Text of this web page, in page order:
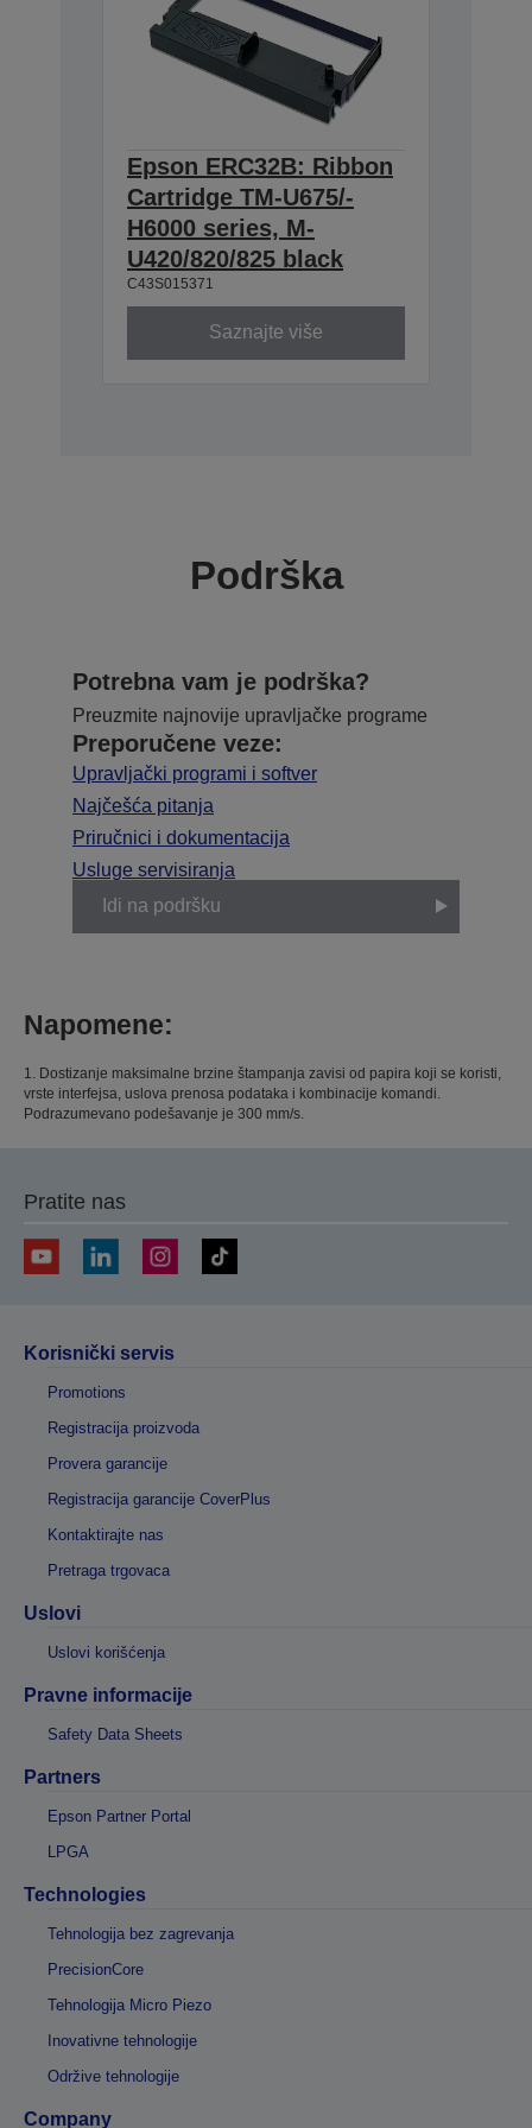
Epson ERC32B: Ribbon
Cartridge TM-U675/-
H6000 series, M-
U420/820/825 black
C43S015371
Saznajte više
Podrška
Potrebna vam je podrška?
Preuzmite najnovije upravljačke programe
Preporučene veze:
Upravljački programi i softver
Najčešća pitanja
Priručnici i dokumentacija
Usluge servisiranja
Idi na podršku
Napomene:
1. Dostizanje maksimalne brzine štampanja zavisi od papira koji se koristi,
vrste interfejsa, uslova prenosa podataka i kombinacije komandi.
Podrazumevano podešavanje je 300 mm/s.
Pratite nas
Korisnički servis
Promotions
Registracija proizvoda
Provera garancije
Registracija garancije CoverPlus
Kontaktirajte nas
Pretraga trgovaca
Uslovi
Uslovi korišćenja
Pravne informacije
Safety Data Sheets
Partners
Epson Partner Portal
LPGA
Technologies
Tehnologija bez zagrevanja
PrecisionCore
Tehnologija Micro Piezo
Inovativne tehnologije
Održive tehnologije
Company